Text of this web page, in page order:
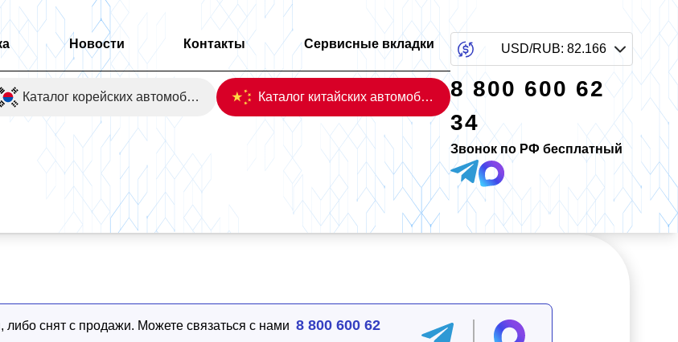
Новости Контакты Сервисные вкладки
Каталог корейских автомобилей Каталог китайских автомобилей
USD/RUB: 82.166
8 800 600 62
34
Звонок по РФ бесплатный
снят с продажи. Можете связаться с нами 8 800 600 62